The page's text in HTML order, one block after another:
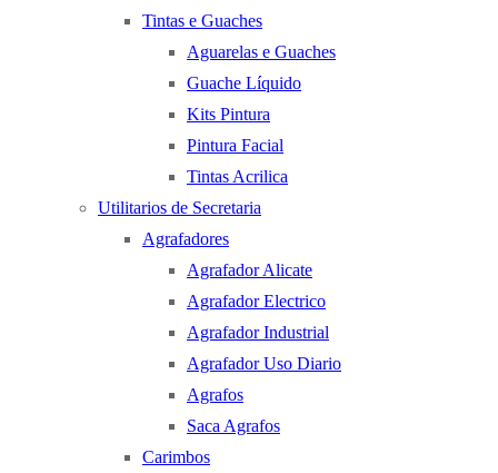
Tintas e Guaches
Aguarelas e Guaches
Guache Líquido
Kits Pintura
Pintura Facial
Tintas Acrilica
Utilitarios de Secretaria
Agrafadores
Agrafador Alicate
Agrafador Electrico
Agrafador Industrial
Agrafador Uso Diario
Agrafos
Saca Agrafos
Carimbos